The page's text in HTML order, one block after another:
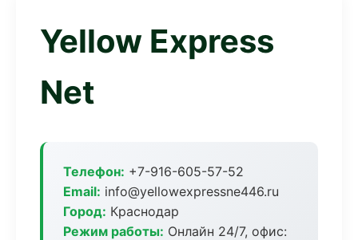
Yellow Express
Net
Телефон: +7-916-605-57-52
Email: info@yellowexpressne446.ru
Город: Краснодар
Режим работы: Онлайн 24/7, офис: